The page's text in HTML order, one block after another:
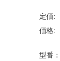
定価:
価格:
型番：